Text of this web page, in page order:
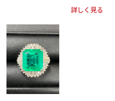
詳しく見る